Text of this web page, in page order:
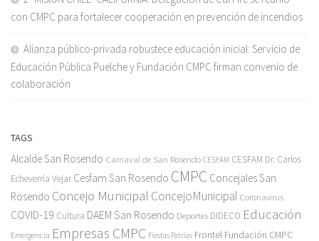
con CMPC para fortalecer cooperación en prevención de incendios
Alianza público-privada robustece educación inicial: Servicio de
Educación Pública Puelche y Fundación CMPC firman convenio de
colaboración
TAGS
Alcalde San Rosendo Carnaval de San Rosendo CESFAM CESFAM Dr. Carlos
Echeverría Vejar Cesfam San Rosendo CMPC Concejales San
Rosendo Concejo Municipal ConcejoMunicipal Coronavirus
COVID-19 Cultura DAEM San Rosendo Deportes DIDECO Educación
Emergencia Empresas CMPC Fiestas Patrias Frontel Fundación CMPC